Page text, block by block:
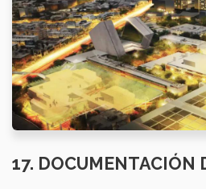
17. DOCUMENTACIÓN